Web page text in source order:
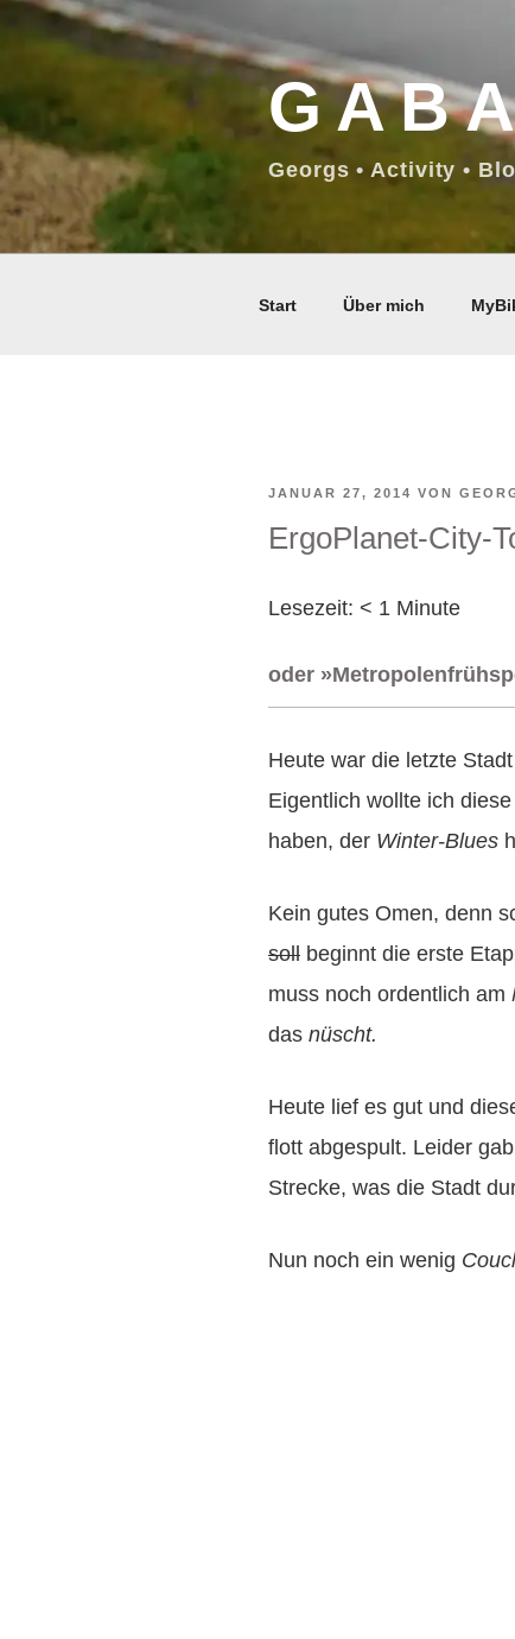
Georgs • Activity •
Start Über mich
VERÖFFENTLICHT
AM
JANUAR 27, 2014 VON
ErgoPlanet-City-
Lesezeit: < 1 Minute
oder
Heute war die letzte
Eigentlich wollte ich
haben, der Winter-Blues
Kein gutes Omen, denn
soll beginnt die erste
muss noch ordentlich am
das nüscht.
Heute lief es gut und
flott abgespult. Leider
Strecke, was die Stadt
Nun noch ein wenig